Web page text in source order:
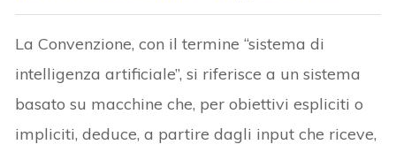
La Convenzione, con il termine “sistema di
intelligenza artificiale”, si riferisce a un sistema
basato su macchine che, per obiettivi espliciti o
impliciti, deduce, a partire dagli input che riceve,